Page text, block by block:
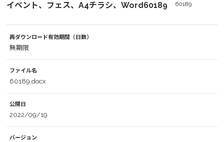
イベント、フェス、A4チラシ、Word60189 60189
再ダウンロード有効期間（日数）
無期限
ファイル名
60189.docx
公開日
2022/09/19
バージョン